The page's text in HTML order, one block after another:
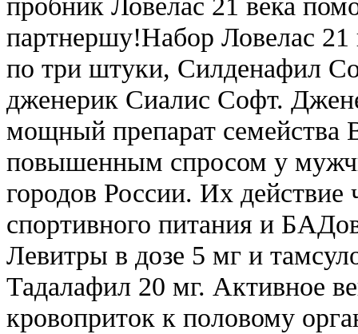
партнершу!Набор Ловелас 21
по три штуки, Силденафил
дженерик Сиалис Софт.
мощный препарат семейства
повышенным спросом у
городов России. Их действие
спортивного питания и
Левитры в дозе 5 мг и
Тадалафил 20 мг. Активное
кровоприток к половому